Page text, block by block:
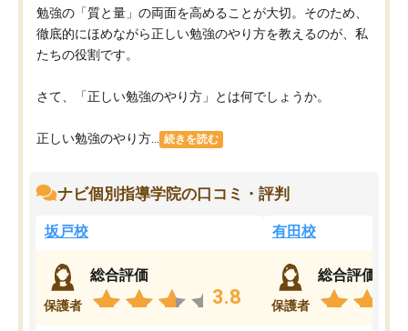
勉強の「質と量」の両面を高めることが大切。そのため、
徹底的にほめながら正しい勉強のやり方を教えるのが、私
たちの役割です。
さて、「正しい勉強のやり方」とは何でしょうか。
正しい勉強のやり方... 続きを読む
ナビ個別指導学院の口コミ・評判
坂戸校
保護者
総合評価
3.8
有田校
保護者
総合評価